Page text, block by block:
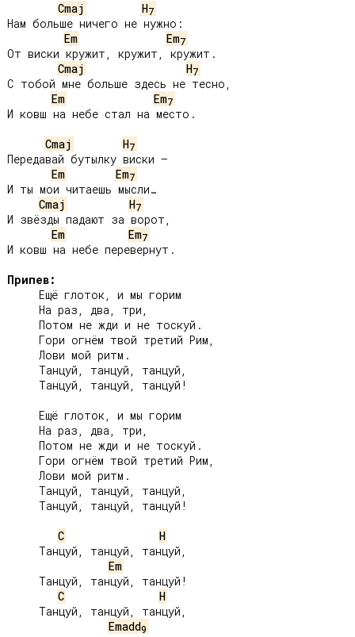
Cmaj
H7
Нам больше ничего не нужно:
Em
Em7
От виски кружит, кружит, кружит.
Cmaj
H7
С тобой мне больше здесь не тесно,
Em
Em7
И ковш на небе стал на место.
Cmaj
H7
Передавай бутылку виски –
Em
Em7
И ты мои читаешь мысли…
Cmaj
H7
И звёзды падают за ворот,
Em
Em7
И ковш на небе перевернут.
Припев:
C
H
Em
C
H
Emadd9